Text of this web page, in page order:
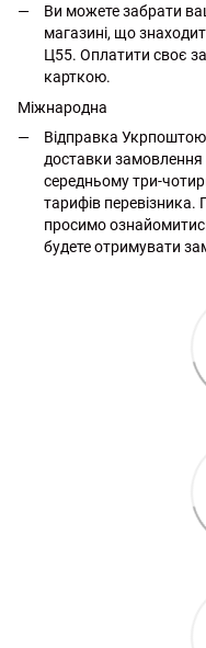
Ви можете забрати
магазині, що
Ц55. Оплатити своє
карткою.
Міжнародна
Відправка Укрпоштою
доставки замовлення
середньому три-
тарифів
просимо
будете отримувати